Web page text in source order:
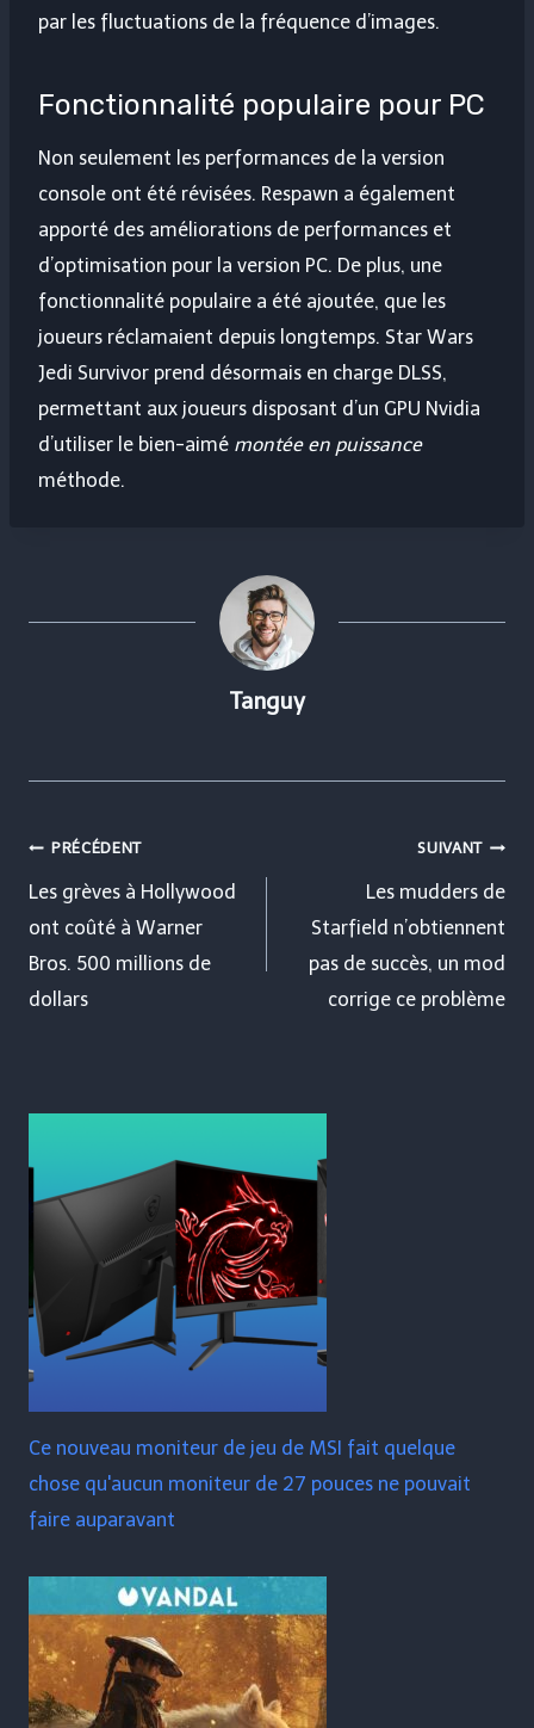
par les fluctuations de la fréquence d’images.
Fonctionnalité populaire pour PC
Non seulement les performances de la version
console ont été révisées. Respawn a également
apporté des améliorations de performances et
d’optimisation pour la version PC. De plus, une
fonctionnalité populaire a été ajoutée, que les
joueurs réclamaient depuis longtemps. Star Wars
Jedi Survivor prend désormais en charge DLSS,
permettant aux joueurs disposant d’un GPU Nvidia
d’utiliser le bien-aimé montée en puissance
méthode.
Tanguy
Navigation
de
l’article
PRÉCÉDENT
Les grèves à Hollywood
ont coûté à Warner
Bros. 500 millions de
dollars
SUIVANT
Les mudders de
Starfield n’obtiennent
pas de succès, un mod
corrige ce problème
Ce nouveau moniteur de jeu de MSI fait quelque
chose qu'aucun moniteur de 27 pouces ne pouvait
faire auparavant